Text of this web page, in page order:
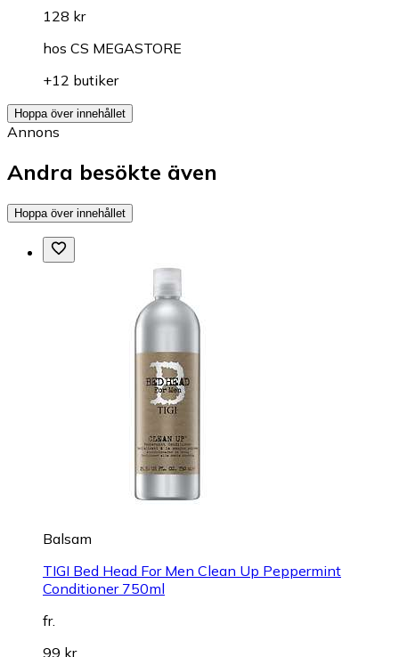
128 kr
hos CS MEGASTORE
+12 butiker
Hoppa över innehållet
Annons
Andra besökte även
Hoppa över innehållet
Balsam
TIGI Bed Head For Men Clean Up Peppermint
Conditioner 750ml
fr.
99 kr